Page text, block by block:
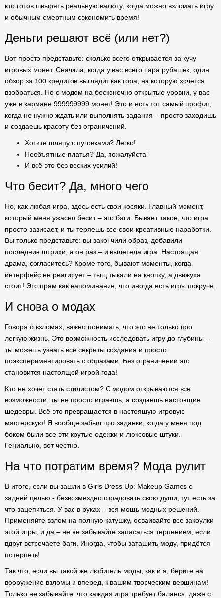
кто готов швырять реальную валюту, когда можно взломать игру
и обычным смертным сэкономить время!
Деньги решают всё (или нет?)
Вот просто представьте: сколько всего открывается за кучу
игровых монет. Сначала, когда у вас всего пара рубашек, один
обзор за 100 кредитов выглядит как гора, на которую хочется
взобраться. Но с модом на бесконечно открытые уровни, у вас
уже в кармане 999999999 монет! Это и есть тот самый профит,
когда не нужно ждать или выполнять задания – просто заходишь
и создаешь красоту без ограничений.
Хотите шляпу с пуговками? Легко!
Необъятные платья? Да, пожалуйста!
И всё это без веских усилий!
Что бесит? Да, много чего
Но, как любая игра, здесь есть свои косяки. Главный момент,
который меня ужасно бесит – это баги. Бывает такое, что игра
просто зависает, и ты теряешь все свои креативные наработки.
Вы только представьте: вы закончили образ, добавили
последние штрихи, а он раз – и вылетела игра. Настоящая
драма, согласитесь? Кроме того, бывают моменты, когда
интерфейс не реагирует – тыщ тыкали на кнопку, а движуха
стоит! Это прям как напоминание, что иногда есть игры покруче.
И снова о модах
Говоря о взломах, важно понимать, что это не только про
легкую жизнь. Это возможность исследовать игру до глубины –
ты можешь узнать все секреты создания и просто
поэкспериментировать с образами. Без ограничений это
становится настоящей игрой года!
Кто не хочет стать стилистом? С модом открываются все
возможности: ты не просто играешь, а создаешь настоящие
шедевры. Всё это превращается в настоящую игровую
мастерскую! Я вообще забыл про заданки, когда у меня под
боком были все эти крутые одежки и люксовые штуки.
Гениально, вот честно.
На что потратим время? Мода рулит
В итоге, если вы зашли в Girls Dress Up: Makeup Games с
задней целью - безвозмездно отрадовать свою души, тут есть за
что зацепиться. У вас в руках – вся мощь модных решений.
Применяйте взлом на полную катушку, осваивайте все закоулки
этой игры, и да – не не забывайте запасаться терпением, если
вдруг встречаете баги. Иногда, чтобы затащить моду, придётся
потерпеть!
Так что, если вы такой же любитель моды, как и я, берите на
вооружение взломы и вперед, к вашим творческим вершинам!
Только не забывайте, что каждая игра требует баланса: даже с